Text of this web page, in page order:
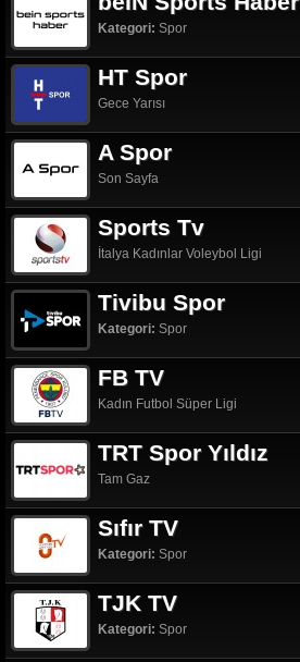
Kategori: Spor
HT Spor
Gece Yarısı
A Spor
Son Sayfa
Sports Tv
İtalya Kadınlar Voleybol Ligi
Tivibu Spor
Kategori: Spor
FB TV
Kadın Futbol Süper Ligi
TRT Spor Yıldız
Tam Gaz
Sıfır TV
Kategori: Spor
TJK TV
Kategori: Spor